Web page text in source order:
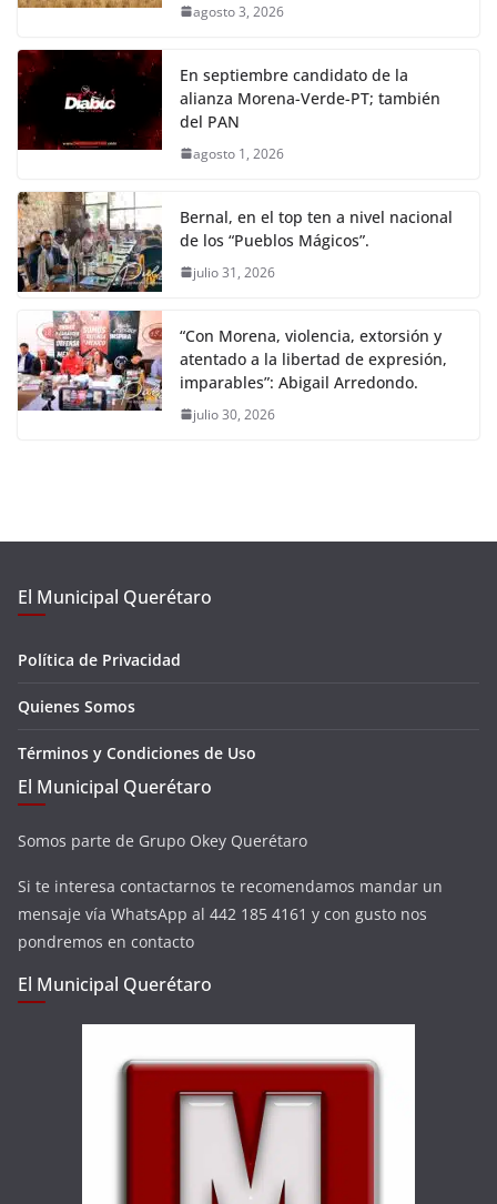
agosto 3, 2026
En septiembre candidato de la
alianza Morena-Verde-PT; también
del PAN
agosto 1, 2026
Bernal, en el top ten a nivel nacional
de los “Pueblos Mágicos”.
julio 31, 2026
“Con Morena, violencia, extorsión y
atentado a la libertad de expresión,
imparables”: Abigail Arredondo.
julio 30, 2026
El Municipal Querétaro
Política de Privacidad
Quienes Somos
Términos y Condiciones de Uso
El Municipal Querétaro
Somos parte de Grupo Okey Querétaro
Si te interesa contactarnos te recomendamos mandar un
mensaje vía WhatsApp al 442 185 4161 y con gusto nos
pondremos en contacto
El Municipal Querétaro